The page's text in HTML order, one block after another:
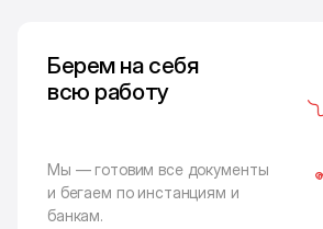
Берем на себя
всю работу
Мы — готовим все документы
и бегаем по инстанциям и
банкам.